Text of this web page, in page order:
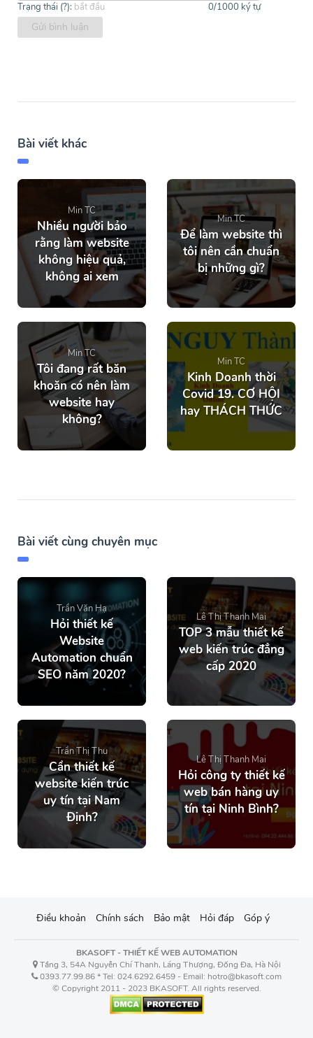
Trạng thái (?): bắt đầu 0/1000 ký tự
Gửi bình luận
Bài viết khác
Min TC
Nhiều người bảo
rằng làm website
không hiệu quả,
không ai xem
Min TC
Để làm website thì
tôi nên cần chuẩn
bị những gì?
Min TC
Tôi đang rất băn
khoăn có nên làm
website hay
không?
Min TC
Kinh Doanh thời
Covid 19. CƠ HỘI
hay THÁCH THỨC
Bài viết cùng chuyên mục
Trần Văn Hạ
Hỏi thiết kế
Website
Automation chuẩn
SEO năm 2020?
Lê Thị Thanh Mai
TOP 3 mẫu thiết kế
web kiến trúc đẳng
cấp 2020
Trần Thị Thu
Cần thiết kế
website kiến trúc
uy tín tại Nam
Định?
Lê Thị Thanh Mai
Hỏi công ty thiết kế
web bán hàng uy
tín tại Ninh Bình?
Điều khoản Chính sách Bảo mật Hỏi đáp Góp ý
BKASOFT - THIẾT KẾ WEB AUTOMATION
Tầng 3, 54A Nguyễn Chí Thanh, Láng Thượng, Đống Đa, Hà Nội
0393.77.99.86 * Tel: 024.6292.6459 - Email: hotro@bkasoft.com
© Copyright 2011 - 2023 BKASOFT. All rights reserved.